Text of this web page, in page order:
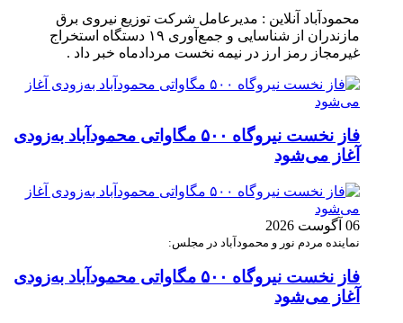
محمودآباد آنلاین : مدیرعامل شرکت توزیع نیروی برق
مازندران از شناسایی و جمع‌آوری ۱۹ دستگاه استخراج
غیرمجاز رمز ارز در نیمه نخست مردادماه خبر داد .
فاز نخست نیروگاه ۵۰۰ مگاواتی محمودآباد به‌زودی
آغاز می‌شود
06 آگوست 2026
نماینده مردم نور و محمودآباد در مجلس:
فاز نخست نیروگاه ۵۰۰ مگاواتی محمودآباد به‌زودی
آغاز می‌شود